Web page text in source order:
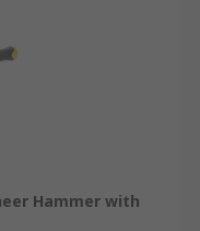
Hammer with